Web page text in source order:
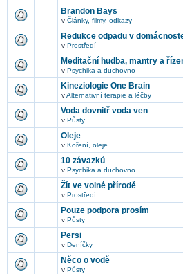
Brandon Bays
v Články, filmy, odkazy
Redukce odpadu v
v Prostředí
Meditační hudba, mantry a
v Psychika a duchovno
Kineziologie One Brain
vAlternativní terapie a léčby
Voda dovnitř voda ven
v Půsty
Oleje
v Koření, oleje
10 závazků
v Psychika a duchovno
Žít ve volné přírodě
v Prostředí
Pouze podpora prosím
v Půsty
Persi
v Deníčky
Něco o vodě
v Půsty